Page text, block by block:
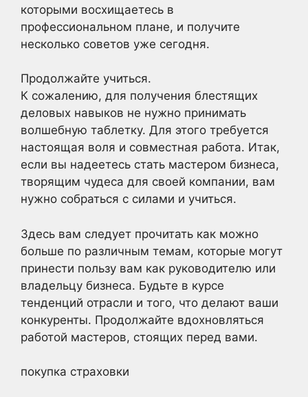
которыми восхищаетесь в
профессиональном плане, и получите
несколько советов уже сегодня.
Продолжайте учиться.
К сожалению, для получения блестящих
деловых навыков не нужно принимать
волшебную таблетку. Для этого требуется
настоящая воля и совместная работа. Итак,
если вы надеетесь стать мастером бизнеса,
творящим чудеса для своей компании, вам
нужно собраться с силами и учиться.
Здесь вам следует прочитать как можно
больше по различным темам, которые могут
принести пользу вам как руководителю или
владельцу бизнеса. Будьте в курсе
тенденций отрасли и того, что делают ваши
конкуренты. Продолжайте вдохновляться
работой мастеров, стоящих перед вами.
покупка страховки